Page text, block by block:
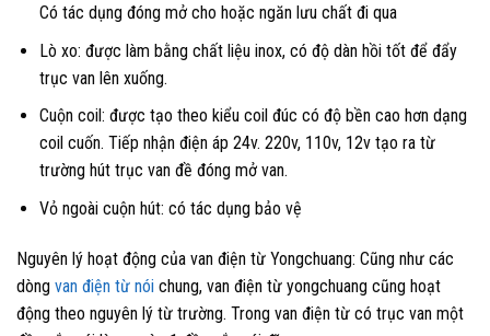
Có tác dụng đóng mở cho hoặc ngăn lưu chất đi qua
Lò xo: được làm bằng chất liệu inox, có độ dàn hồi tốt để đẩy
trục van lên xuống.
Cuộn coil: được tạo theo kiểu coil đúc có độ bền cao hơn dạng
coil cuốn. Tiếp nhận điện áp 24v. 220v, 110v, 12v tạo ra từ
trường hút trục van đề đóng mở van.
Vỏ ngoài cuộn hút: có tác dụng bảo vệ
Nguyên lý hoạt động của van điện từ Yongchuang: Cũng như các
dòng van điện từ nói chung, van điện từ yongchuang cũng hoạt
động theo nguyên lý từ trường. Trong van điện từ có trục van một